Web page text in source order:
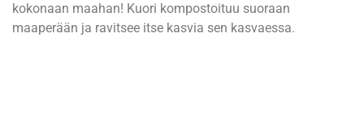
kokonaan maahan! Kuori kompostoituu suoraan
maaperään ja ravitsee itse kasvia sen kasvaessa.